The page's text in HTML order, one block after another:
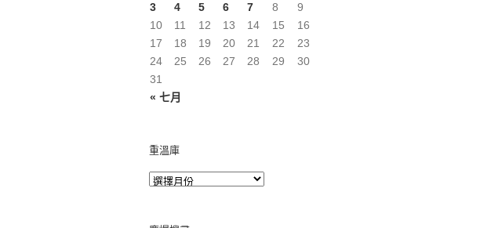
« 七月
3
4 5 6 7 8
9
10
11 12 13 14 15
16
17
18 19 20 21 22
23
24
25 26 27 28 29
30
31
重溫庫